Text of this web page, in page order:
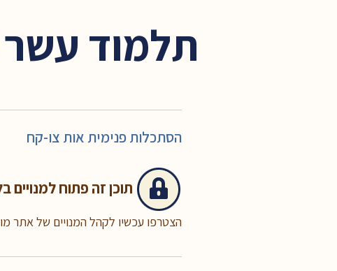
תלמוד עשר
הסתכלות פנימית אות צו-קח
תוכן זה פתוח למנויים
הצטרפו עכשיו לקהל המנויים של אתר